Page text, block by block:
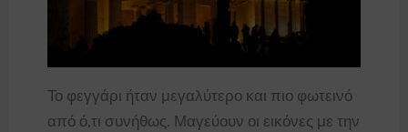
Το φεγγάρι ήταν μεγαλύτερο και πιο φωτεινό
από ό,τι συνήθως. Μαγεύουν οι εικόνες με την